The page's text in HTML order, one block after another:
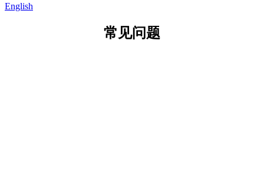
English
常见问题